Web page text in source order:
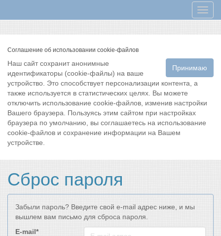
Меню
Соглашение об использовании cookie-файлов
Принимаю
Наш сайт сохранит анонимные
идентификаторы (cookie-файлы) на ваше
устройство. Это способствует персонализации контента, а
также используется в статистических целях. Вы можете
отключить использование cookie-файлов, изменив настройки
Вашего браузера. Пользуясь этим сайтом при настройках
браузера по умолчанию, вы соглашаетесь на использование
cookie-файлов и сохранение информации на Вашем
устройстве.
Сброс пароля
Забыли пароль? Введите свой e-mail адрес ниже, и мы
вышлем вам письмо для сброса пароля.
E-mail*